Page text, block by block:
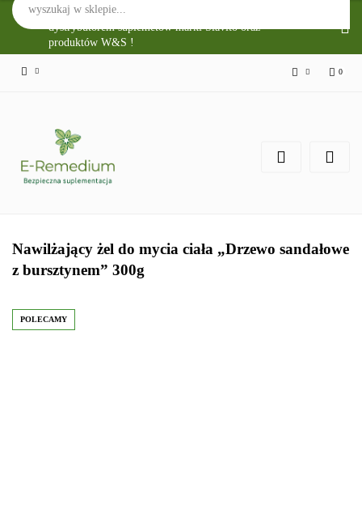
Sklep Internetowy E-Remedium jest głównym
dystrybutorem suplemetów marki Slavito oraz
produktów W&S !
0
Nawilżający żel do mycia ciała „Drzewo sandałowe
z bursztynem” 300g
POLECAMY